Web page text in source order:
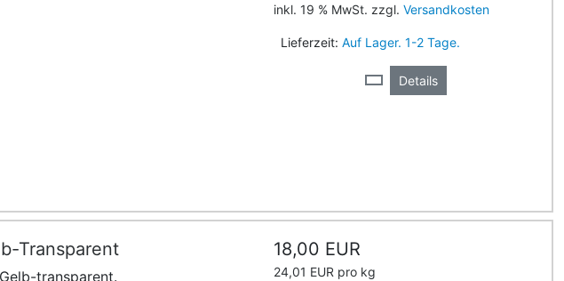
inkl. 19 % MwSt. zzgl. Versandkosten
Lieferzeit: Auf Lager. 1-2 Tage.
Details
Transparent
transparent.
18,00 EUR
24,01 EUR pro kg